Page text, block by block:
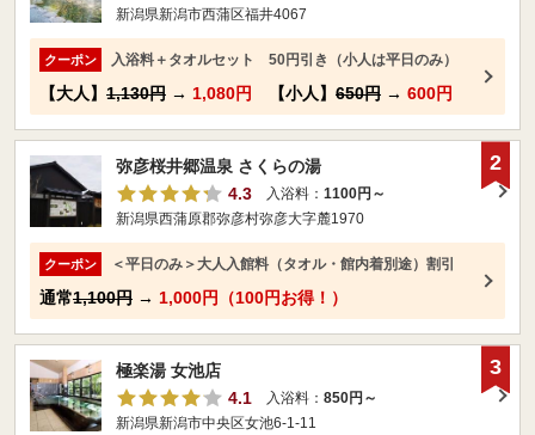
新潟県新潟市西蒲区福井4067
クーポン 入浴料＋タオルセット 50円引き（小人は平日のみ）
【大人】 1,130円 → 1,080円 【小人】 650円 → 600円
弥彦桜井郷温泉 さくらの湯
4.3
入浴料： 1100円～
新潟県西蒲原郡弥彦村弥彦大字麓1970
クーポン ＜平日のみ＞大人入館料（タオル・館内着別途）割引
通常1,100円 → 1,000円（100円お得！）
2
極楽湯 女池店
4.1
入浴料： 850円～
新潟県新潟市中央区女池6-1-11
3